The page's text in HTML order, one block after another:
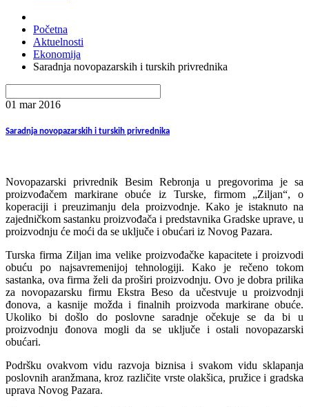
Početna
Aktuelnosti
Ekonomija
Saradnja novopazarskih i turskih privrednika
01 mar 2016
Saradnja novopazarskih i turskih privrednika
Novopazarski privrednik Besim Rebronja u pregovorima je sa
proizvođačem markirane obuće iz Turske, firmom „Ziljan“, o
koperaciji i preuzimanju dela proizvodnje. Kako je istaknuto na
zajedničkom sastanku proizvođača i predstavnika Gradske uprave, u
proizvodnju će moći da se uključe i obućari iz Novog Pazara.
Turska firma Ziljan ima velike proizvođačke kapacitete i proizvodi
obuću po najsavremenijoj tehnologiji. Kako je rečeno tokom
sastanka, ova firma želi da proširi proizvodnju. Ovo je dobra prilika
za novopazarsku firmu Ekstra Beso da učestvuje u proizvodnji
đonova, a kasnije možda i finalnih proizvoda markirane obuće.
Ukoliko bi došlo do poslovne saradnje očekuje se da bi u
proizvodnju đonova mogli da se uključe i ostali novopazarski
obućari.
Podršku ovakvom vidu razvoja biznisa i svakom vidu sklapanja
poslovnih aranžmana, kroz različite vrste olakšica, pružice i gradska
uprava Novog Pazara.